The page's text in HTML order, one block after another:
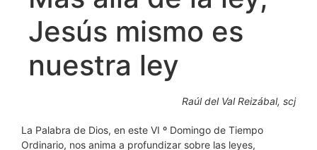
Jesús mismo es
nuestra ley
Raúl del Val Reizábal, scj
La Palabra de Dios, en este VI º Domingo de Tiempo
Ordinario, nos anima a profundizar sobre las leyes,